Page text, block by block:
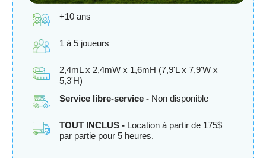
+10 ans
1 à 5 joueurs
2,4mL x 2,4mW x 1,6mH (7,9'L x 7,9'W x
5,3'H)
Service libre-service - Non disponible
TOUT INCLUS - Location à partir de 175$
par partie pour 5 heures.